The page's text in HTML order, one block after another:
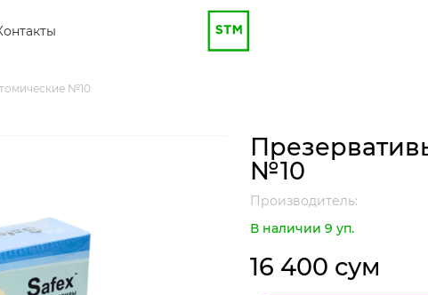
№10
№10
Производитель:
В наличии 9 уп.
16 400 сум